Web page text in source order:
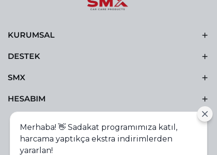
KURUMSAL
DESTEK
SMX
HESABIM
Merhaba! 👋 Sadakat programımıza katıl,
harcama yaptıkça ekstra indirimlerden
yararlan!